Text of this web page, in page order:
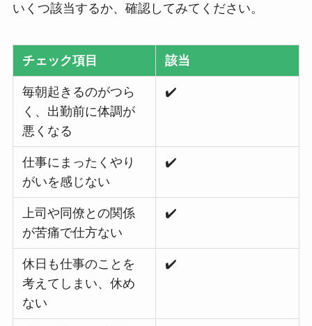
いくつ該当するか、確認してみてください。
チェック項目 該当
毎朝起きるのがつら
く、出勤前に体調が
悪くなる
✔️
仕事にまったくやり
がいを感じない
✔️
上司や同僚との関係
が苦痛で仕方ない
✔️
休日も仕事のことを
考えてしまい、休め
ない
✔️